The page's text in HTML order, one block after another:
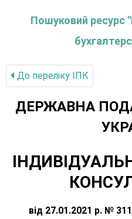
Пошуковий ресурс
До переліку IПК
ДЕРЖАВНА
від 27.01.2021 р. №